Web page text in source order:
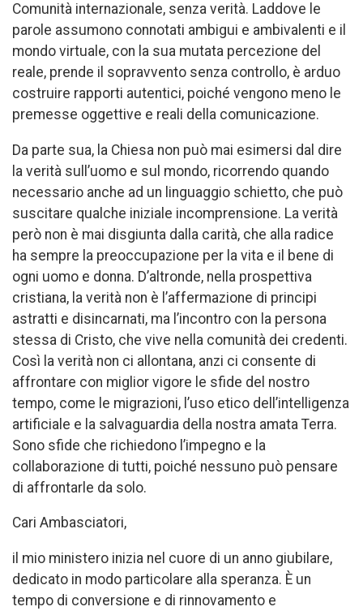
Comunità internazionale, senza verità. Laddove le
parole assumono connotati ambigui e ambivalenti e il
mondo virtuale, con la sua mutata percezione del
reale, prende il sopravvento senza controllo, è arduo
costruire rapporti autentici, poiché vengono meno le
premesse oggettive e reali della comunicazione.
Da parte sua, la Chiesa non può mai esimersi dal dire
la verità sull’uomo e sul mondo, ricorrendo quando
necessario anche ad un linguaggio schietto, che può
suscitare qualche iniziale incomprensione. La verità
però non è mai disgiunta dalla carità, che alla radice
ha sempre la preoccupazione per la vita e il bene di
ogni uomo e donna. D’altronde, nella prospettiva
cristiana, la verità non è l’affermazione di principi
astratti e disincarnati, ma l’incontro con la persona
stessa di Cristo, che vive nella comunità dei credenti.
Così la verità non ci allontana, anzi ci consente di
affrontare con miglior vigore le sfide del nostro
tempo, come le migrazioni, l’uso etico dell’intelligenza
artificiale e la salvaguardia della nostra amata Terra.
Sono sfide che richiedono l’impegno e la
collaborazione di tutti, poiché nessuno può pensare
di affrontarle da solo.
Cari Ambasciatori,
il mio ministero inizia nel cuore di un anno giubilare,
dedicato in modo particolare alla speranza. È un
tempo di conversione e di rinnovamento e